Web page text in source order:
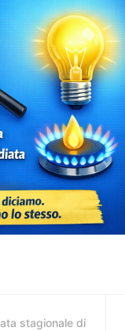
stagionale di